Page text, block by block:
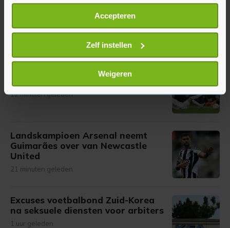
Als u het toestaat, willen we ook graag:
Informatie verzamelen over uw geografische
locatie, die tot een paar meter nauwkeurig kan zijn
Uw apparaat identificeren door het actief te
scannen op specifieke eigenschappen (fingerprinting)
Lees meer over hoe uw persoonlijke gegevens worden
verwerkt en stel uw voorkeuren in het
U kunt uw toestemming op elk moment wijzigen of
Met cookies werkt onze website beter en wordt jouw
bezoek makkelijker en persoonlijker. Op
onze cookiepagina kun je ons cookiebeleid bekijken en je
gemaakte keuze altijd wijzigen of intrekken.
Accepteren
Zelf instellen
Weigeren
Excelsior huurt aanvaller
Domínguez van Valencia
4 minuten geleden
PSV legt middenvelder Sano vast
12 minuten geleden
Landskampioen Arsenal neemt
Guimarães over van Newcastle
United
21 minuten geleden
Excuses voetbalbond Zuid-Korea
na seksuele diensten voor arbiters
1 uur geleden